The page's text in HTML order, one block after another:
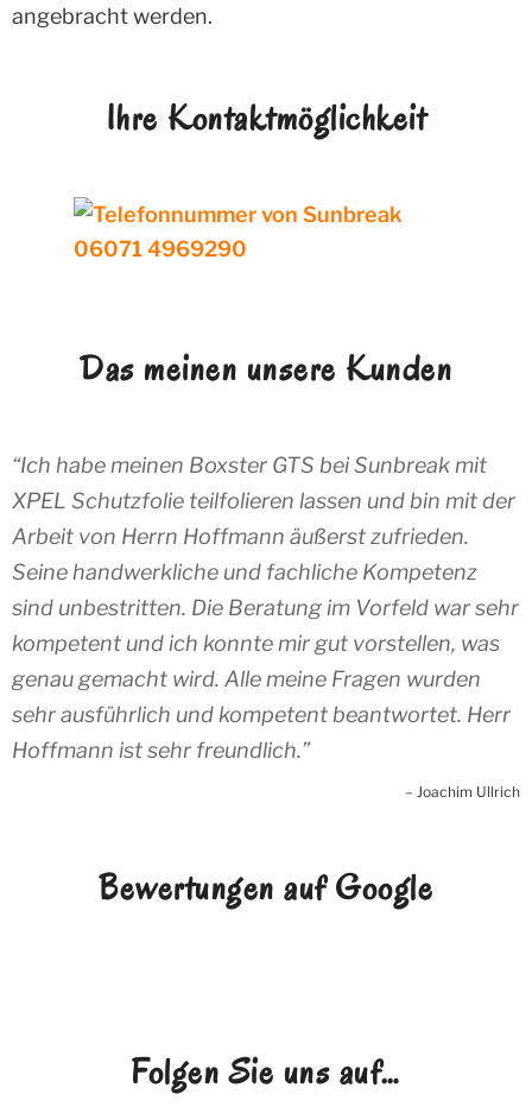
angebracht werden.
Ihre Kontaktmöglichkeit
Das meinen unsere Kunden
Ich habe meinen Boxster GTS bei Sunbreak mit
XPEL Schutzfolie teilfolieren lassen und bin mit der
Arbeit von Herrn Hoffmann äußerst zufrieden.
Seine handwerkliche und fachliche Kompetenz
sind unbestritten. Die Beratung im Vorfeld war sehr
kompetent und ich konnte mir gut vorstellen, was
genau gemacht wird. Alle meine Fragen wurden
sehr ausführlich und kompetent beantwortet. Herr
Hoffmann ist sehr freundlich.
Joachim Ullrich
Bewertungen auf Google
Folgen Sie uns auf…